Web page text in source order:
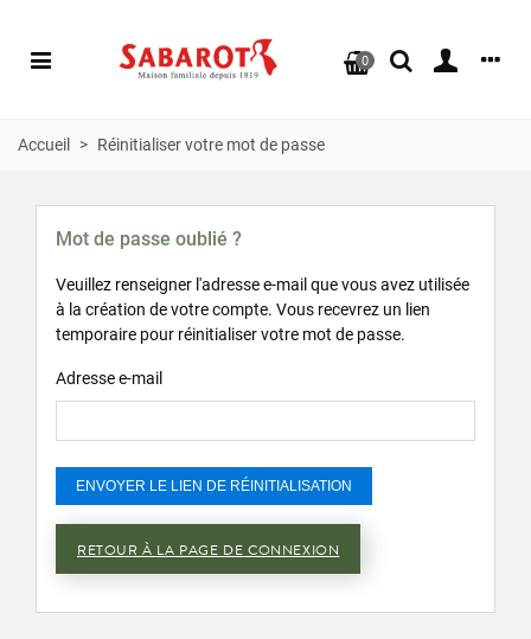
0
Accueil > Réinitialiser votre mot de passe
Mot de passe oublié ?
Veuillez renseigner l'adresse e-mail que vous avez utilisée
à la création de votre compte. Vous recevrez un lien
temporaire pour réinitialiser votre mot de passe.
Adresse e-mail
ENVOYER LE LIEN DE RÉINITIALISATION
RETOUR À LA PAGE DE CONNEXION